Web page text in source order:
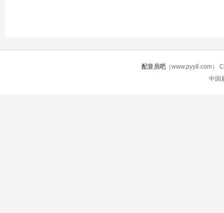
配音员吧（www.pyy8.com）
中国